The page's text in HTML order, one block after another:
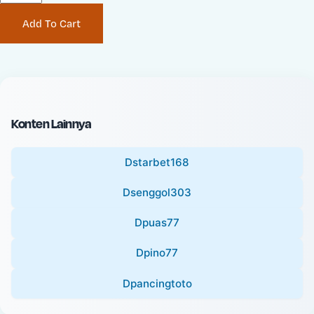
i
n
a
c
e
Add To Cart
Konten Lainnya
Dstarbet168
Dsenggol303
Dpuas77
Dpino77
Dpancingtoto